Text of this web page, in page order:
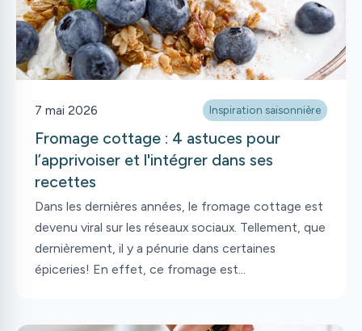
7 mai 2026 Inspiration saisonnière
Fromage cottage : 4 astuces pour
l’apprivoiser et l'intégrer dans ses
recettes
Dans les dernières années, le fromage cottage est
devenu viral sur les réseaux sociaux. Tellement, que
dernièrement, il y a pénurie dans certaines
épiceries! En effet, ce fromage est